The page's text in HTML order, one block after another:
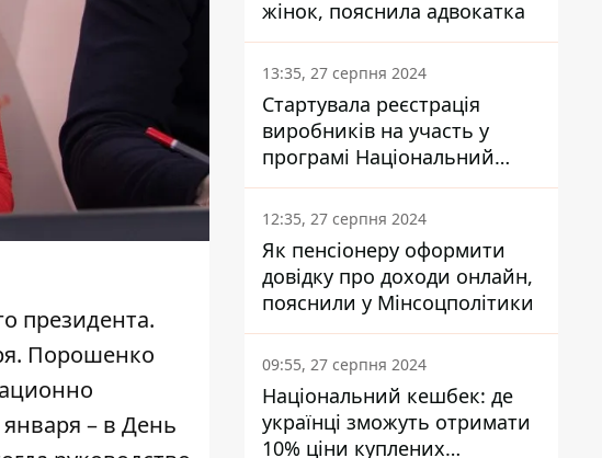
президента.
Порошенко
– в День
жінок, пояснила адвокатка
13:35, 27 серпня 2024
Стартувала реєстрація
виробників на участь у
програмі Національний
кешбек: як це зробити
через портал Дія
12:35, 27 серпня 2024
Як пенсіонеру оформити
довідку про доходи онлайн,
пояснили у Мінсоцполітики
09:55, 27 серпня 2024
Національний кешбек: де
українці зможуть отримати
10% ціни куплених